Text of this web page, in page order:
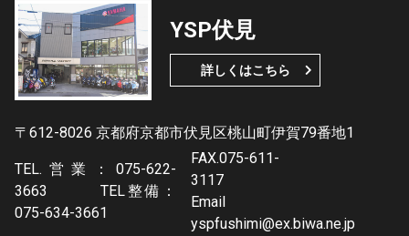
YSP伏見
詳しくはこちら
〒612-8026 京都府京都市伏見区桃山町伊賀79番地1
TEL.営業：075-622-
3663 TEL整備：
075-634-3661
FAX.075-611-
3117
Email
yspfushimi@ex.biwa.ne.jp